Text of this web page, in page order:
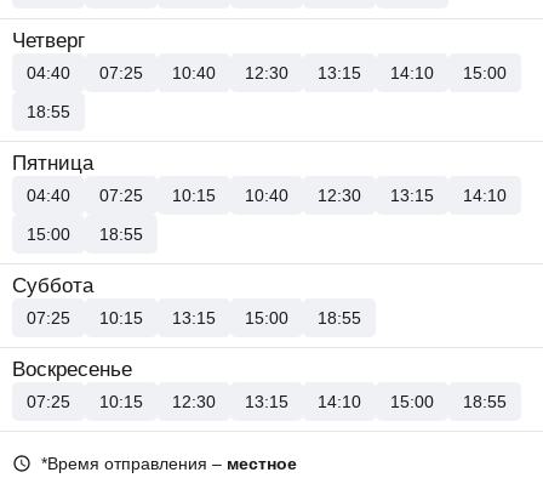
Четверг
04:40 07:25 10:40 12:30 13:15 14:10
15:00
18:55
Пятница
04:40 07:25 10:15 10:40 12:30 13:15
14:10
15:00
18:55
Суббота
07:25 10:15 13:15 15:00 18:55
Воскресенье
07:25 10:15 12:30 13:15 14:10 15:00 18:55
*Время отправления – местное